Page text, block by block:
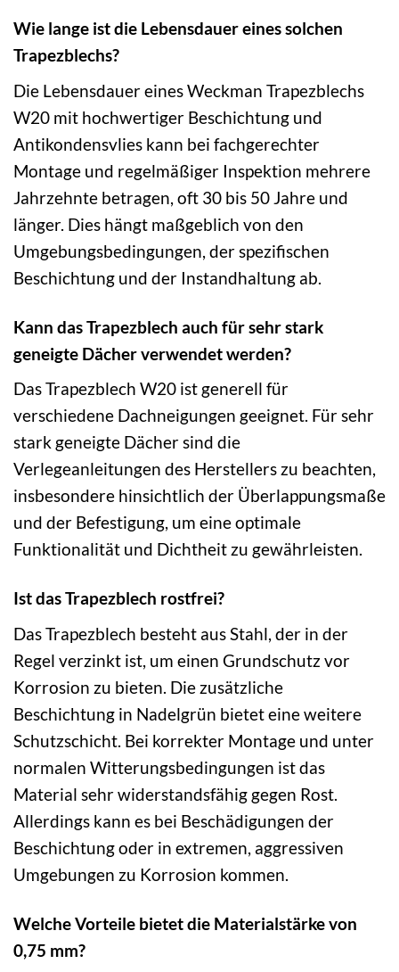
Wie lange ist die Lebensdauer eines solchen
Trapezblechs?
Die Lebensdauer eines Weckman Trapezblechs
W20 mit hochwertiger Beschichtung und
Antikondensvlies kann bei fachgerechter
Montage und regelmäßiger Inspektion mehrere
Jahrzehnte betragen, oft 30 bis 50 Jahre und
länger. Dies hängt maßgeblich von den
Umgebungsbedingungen, der spezifischen
Beschichtung und der Instandhaltung ab.
Kann das Trapezblech auch für sehr stark
geneigte Dächer verwendet werden?
Das Trapezblech W20 ist generell für
verschiedene Dachneigungen geeignet. Für sehr
stark geneigte Dächer sind die
Verlegeanleitungen des Herstellers zu beachten,
insbesondere hinsichtlich der Überlappungsmaße
und der Befestigung, um eine optimale
Funktionalität und Dichtheit zu gewährleisten.
Ist das Trapezblech rostfrei?
Das Trapezblech besteht aus Stahl, der in der
Regel verzinkt ist, um einen Grundschutz vor
Korrosion zu bieten. Die zusätzliche
Beschichtung in Nadelgrün bietet eine weitere
Schutzschicht. Bei korrekter Montage und unter
normalen Witterungsbedingungen ist das
Material sehr widerstandsfähig gegen Rost.
Allerdings kann es bei Beschädigungen der
Beschichtung oder in extremen, aggressiven
Umgebungen zu Korrosion kommen.
Welche Vorteile bietet die Materialstärke von
0,75 mm?